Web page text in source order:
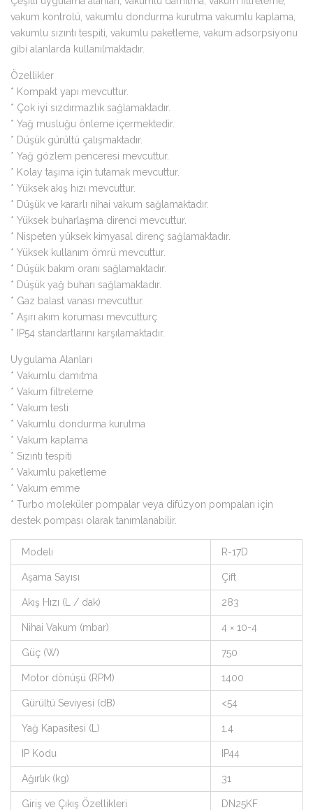
vakum kontrolü, vakumlu dondurma kurutma vakumlu kaplama,
vakumlu sızıntı tespiti, vakumlu paketleme, vakum adsorpsiyonu
gibi alanlarda kullanılmaktadır.
Özellikler
* Kompakt yapı mevcuttur.
* Çok iyi sızdırmazlık sağlamaktadır.
* Yağ musluğu önleme içermektedir.
* Düşük gürültü çalışmaktadır.
* Yağ gözlem penceresi mevcuttur.
* Kolay taşıma için tutamak mevcuttur.
* Yüksek akış hızı mevcuttur.
* Düşük ve kararlı nihai vakum sağlamaktadır.
* Yüksek buharlaşma direnci mevcuttur.
* Nispeten yüksek kimyasal direnç sağlamaktadır.
* Yüksek kullanım ömrü mevcuttur.
* Düşük bakım oranı sağlamaktadır.
* Düşük yağ buharı sağlamaktadır.
* Gaz balast vanası mevcuttur.
* Aşırı akım koruması mevcutturç
* IP54 standartlarını karşılamaktadır.
Uygulama Alanları
* Vakumlu damıtma
* Vakum filtreleme
* Vakum testi
* Vakumlu dondurma kurutma
* Vakum kaplama
* Sızıntı tespiti
* Vakumlu paketleme
* Vakum emme
* Turbo moleküler pompalar veya difüzyon pompaları için
destek pompası olarak tanımlanabilir.
Modeli R-17D
Aşama Sayısı Çift
Akış Hızı (L / dak) 283
Nihai Vakum (mbar) 4 × 10-4
Güç (W) 750
Motor dönüşü (RPM) 1400
Gürültü Seviyesi (dB) <54
Yağ Kapasitesi (L) 1.4
IP Kodu IP44
Ağırlık (kg) 31
Giriş ve Çıkış Özellikleri DN25KF